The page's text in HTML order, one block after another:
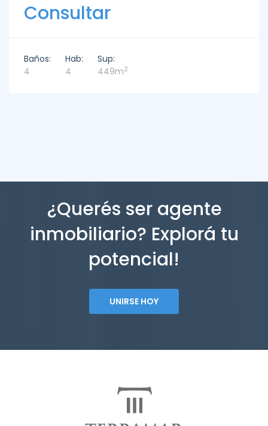
Consultar
Baños:
4
Hab:
4
Sup:
449m2
¿Querés ser agente
inmobiliario? Explorá tu
potencial!
UNIRSE HOY